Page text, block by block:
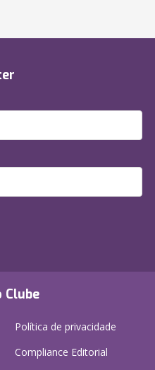
Clube
Política de privacidade
Compliance Editorial